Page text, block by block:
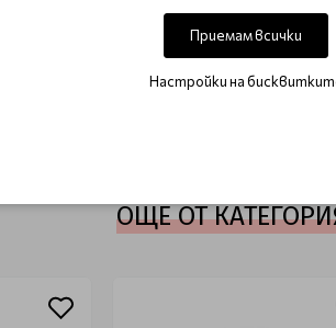
ОТЗИВИ (0)
Този продукт няма
ОЩЕ ОТ
Приемам всички
Настройки на